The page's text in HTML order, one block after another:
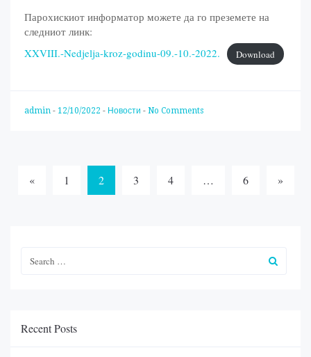
Парохискиот информатор можете да го преземете на
следниот линк:
XXVIII.-Nedjelja-kroz-godinu-09.-10.-2022.
Download
admin - 12/10/2022 - Новости - No Comments
Posts
« 1 2 3 4 … 6 »
Recent Posts